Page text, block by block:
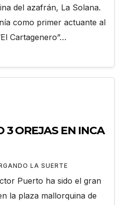
del azafrán, La Solana.
como primer actuante al
Cartagenero”…
3 OREJAS EN INCA
LA SUERTE
Puerto ha sido el gran
la plaza mallorquina de